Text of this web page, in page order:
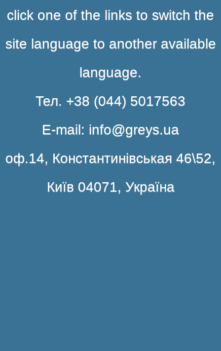
click one of the links to switch the
site language to another available
language.
Тел. +38 (044) 5017563
E-mail: info@greys.ua
оф.14, Константинівськая 46\52,
Київ 04071, Україна